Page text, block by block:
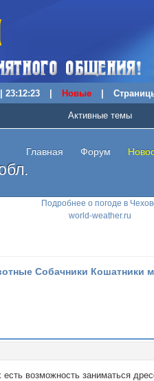
23:12:24 Новые
Подробнее о погоде в
world-weather.ru
Главная Форум
Активные темы
Собачники Кошатники
возможность заниматься